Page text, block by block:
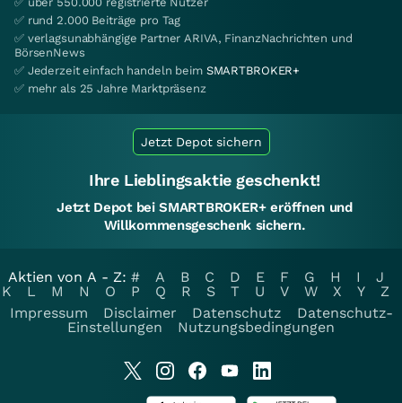
✅ rund 2.000 Beiträge pro Tag
✅ verlagsunabhängige Partner ARIVA, FinanzNachrichten und
BörsenNews
✅ Jederzeit einfach handeln beim SMARTBROKER+
✅ mehr als 25 Jahre Marktpräsenz
Jetzt Depot sichern
Ihre Lieblingsaktie geschenkt!
Jetzt Depot bei SMARTBROKER+ eröffnen und
Willkommensgeschenk sichern.
Aktien von A - Z: # A B C D E F G H I
J
K
L M N O P Q R S T U V W X Y
Z
Impressum
Disclaimer Datenschutz
Datenschutz-
Einstellungen
Nutzungsbedingungen